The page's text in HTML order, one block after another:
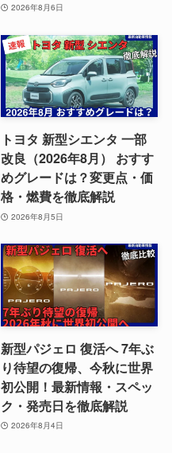
2026年8月6日
トヨタ 新型シエンタ 一部
改良（2026年8月） おすす
めグレードは？変更点・価
格・燃費を徹底解説
2026年8月5日
新型パジェロ 復活へ 7年ぶ
り待望の復帰、今秋に世界
初公開！最新情報・スペッ
ク・発売日を徹底解説
2026年8月4日